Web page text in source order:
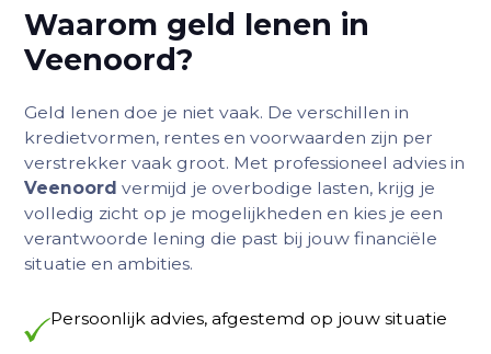
Waarom geld lenen in
Veenoord?
Geld lenen doe je niet vaak. De verschillen in
kredietvormen, rentes en voorwaarden zijn per
verstrekker vaak groot. Met professioneel advies in
Veenoord vermijd je overbodige lasten, krijg je
volledig zicht op je mogelijkheden en kies je een
verantwoorde lening die past bij jouw financiële
situatie en ambities.
Persoonlijk advies, afgestemd op jouw situatie